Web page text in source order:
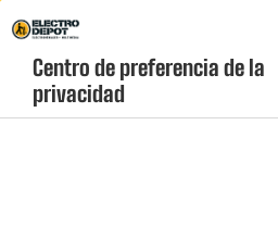
Menú
Centro de preferencia de la
privacidad